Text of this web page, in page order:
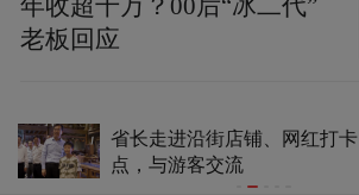
省长走进沿街店铺、网红打卡
点，与游客交流
年收超千万？00后“冰二代”
老板回应